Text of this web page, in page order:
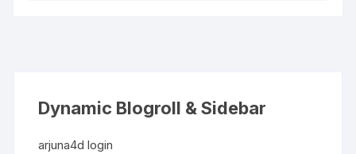
Dynamic Blogroll & Sidebar
arjuna4d login